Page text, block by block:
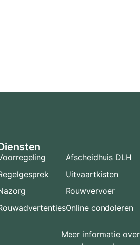
Afscheidhuis DLH
Uitvaartkisten
Rouwvervoer
Online condoleren
Meer informatie over